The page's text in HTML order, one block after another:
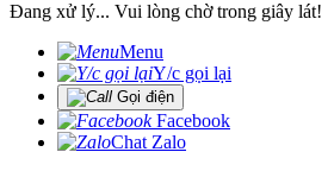
Đang xử lý... Vui lòng chờ trong giây lát!
Menu
Y/c gọi lại
Gọi điện
Facebook
Chat Zalo